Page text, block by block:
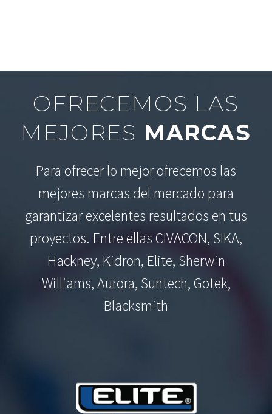
OFRECEMOS LAS
MEJORES MARCAS
Para ofrecer lo mejor ofrecemos las
mejores marcas del mercado para
garantizar excelentes resultados en tus
proyectos. Entre ellas CIVACON, SIKA,
Hackney, Kidron, Elite, Sherwin
Williams, Aurora, Suntech, Gotek,
Blacksmith